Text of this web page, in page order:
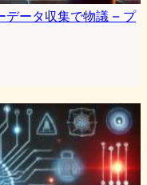
ータ収集で物議 – プ